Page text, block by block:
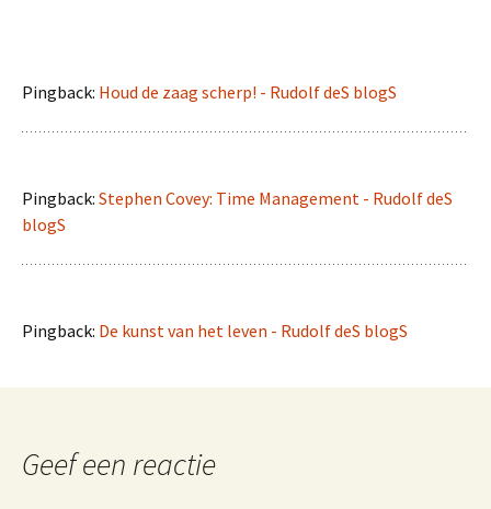
Pingback: Houd de zaag scherp! - Rudolf deS blogS
Pingback: Stephen Covey: Time Management - Rudolf deS
blogS
Pingback: De kunst van het leven - Rudolf deS blogS
Geef een reactie